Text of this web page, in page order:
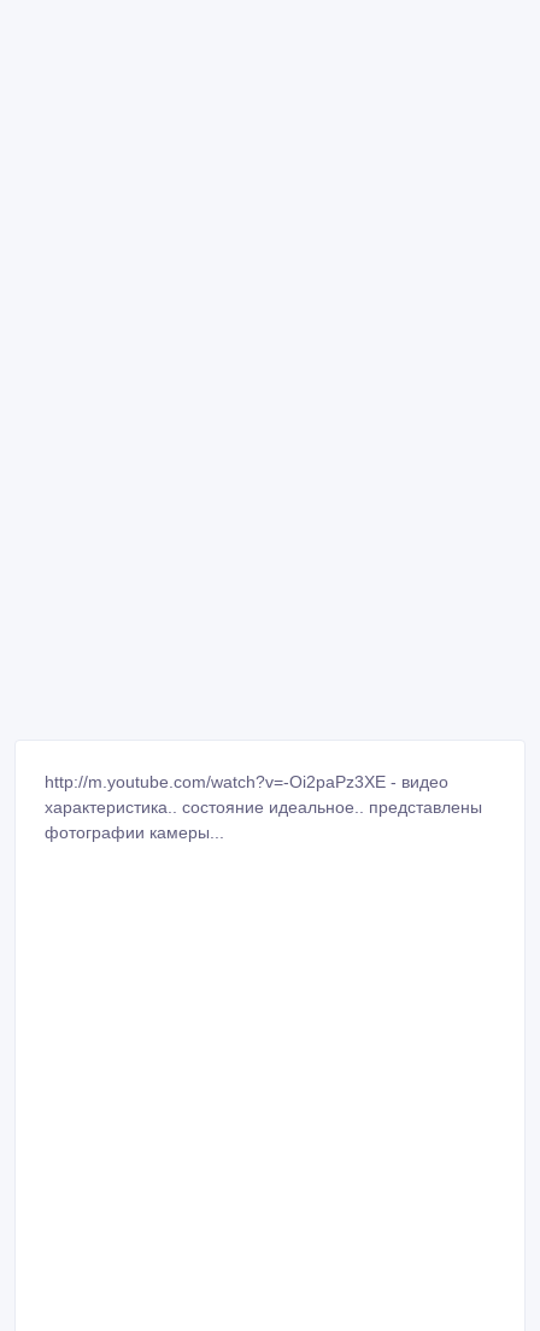
http://m.youtube.com/watch?v=-Oi2paPz3XE - видео
характеристика.. состояние идеальное.. представлены
фотографии камеры...